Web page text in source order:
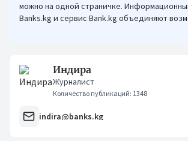
можно на одной страничке.
Banks.kg и сервис Bank.kg объединяют
Индира
Журналист
Количество публикаций: 1348
indira@banks.kg